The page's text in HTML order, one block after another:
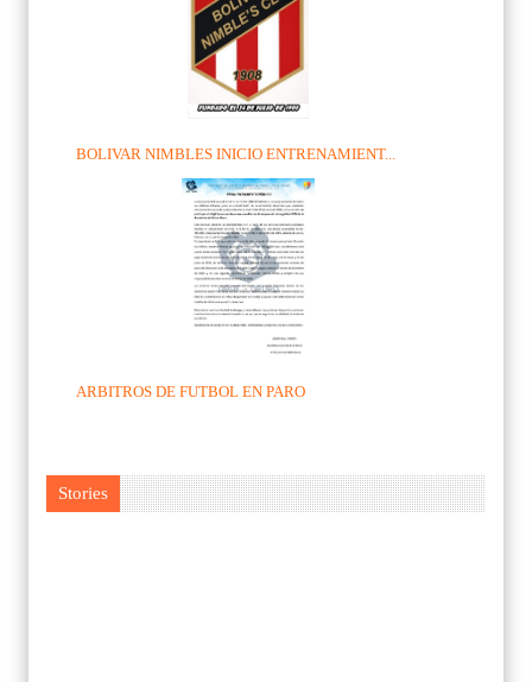
BOLIVAR NIMBLES INICIO ENTRENAMIENT...
ARBITROS DE FUTBOL EN PARO
Stories